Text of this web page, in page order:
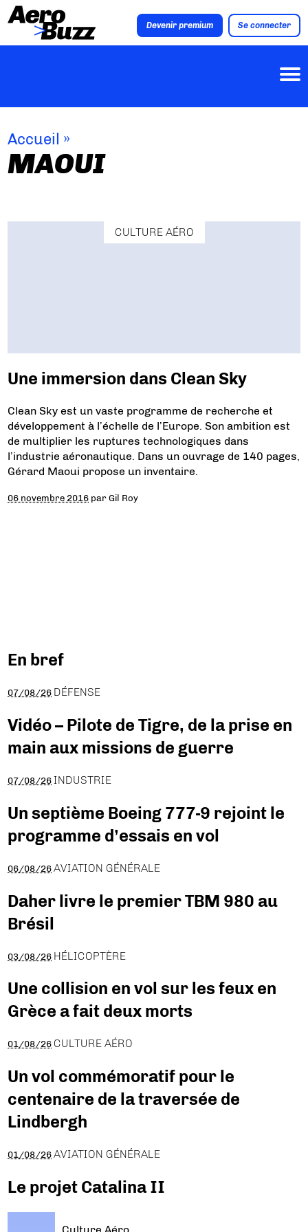
Devenir premium Se connecter
Accueil »
MAOUI
CULTURE AÉRO
Une immersion dans Clean Sky
Clean Sky est un vaste programme de recherche et
développement à l’échelle de l’Europe. Son ambition est
de multiplier les ruptures technologiques dans
l’industrie aéronautique. Dans un ouvrage de 140 pages,
Gérard Maoui propose un inventaire.
06 novembre 2016 parGil Roy
En bref
07/08/26 DÉFENSE
Vidéo – Pilote de Tigre, de la prise en
main aux missions de guerre
07/08/26 INDUSTRIE
Un septième Boeing 777-9 rejoint le
programme d’essais en vol
06/08/26 AVIATION GÉNÉRALE
Daher livre le premier TBM 980 au
Brésil
03/08/26 HÉLICOPTÈRE
Une collision en vol sur les feux en
Grèce a fait deux morts
01/08/26 CULTURE AÉRO
Un vol commémoratif pour le
centenaire de la traversée de
Lindbergh
01/08/26 AVIATION GÉNÉRALE
Le projet Catalina II